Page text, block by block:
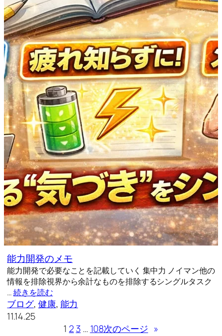
能力開発のメモ
能力開発で必要なことを記載していく 集中力 ノイマン他の
情報を排除視界から余計なものを排除するシングルタスク
…続きを読む
ブログ, 健康, 能力
11.14.25
1 23 … 108次のページ »